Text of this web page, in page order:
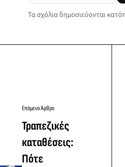
Τα σχόλια δημοσιεύονται
Επόμενο Άρθρο
Τραπεζικές
καταθέσεις:
Πότε